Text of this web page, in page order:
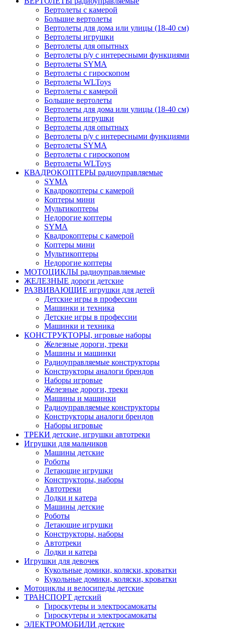
Вертолеты с камерой
Большие вертолеты
Вертолеты для дома или улицы (18-40 см)
Вертолеты игрушки
Вертолеты для опытных
Вертолеты р/у с интересными функциями
Вертолеты SYMA
Вертолеты с гироскопом
Вертолеты WLToys
Вертолеты с камерой
Большие вертолеты
Вертолеты для дома или улицы (18-40 см)
Вертолеты игрушки
Вертолеты для опытных
Вертолеты р/у с интересными функциями
Вертолеты SYMA
Вертолеты с гироскопом
Вертолеты WLToys
КВАДРОКОПТЕРЫ радиоуправляемые
SYMA
Квадрокоптеры с камерой
Коптеры мини
Мультикоптеры
Недорогие коптеры
SYMA
Квадрокоптеры с камерой
Коптеры мини
Мультикоптеры
Недорогие коптеры
МОТОЦИКЛЫ радиоуправляемые
ЖЕЛЕЗНЫЕ дороги детские
РАЗВИВАЮЩИЕ игрушки для детей
Детские игры в профессии
Машинки и техника
Детские игры в профессии
Машинки и техника
КОНСТРУКТОРЫ, игровые наборы
Железные дороги, треки
Машины и машинки
Радиоуправляемые конструкторы
Конструкторы аналоги брендов
Наборы игровые
Железные дороги, треки
Машины и машинки
Радиоуправляемые конструкторы
Конструкторы аналоги брендов
Наборы игровые
ТРЕКИ детские, игрушки автотреки
Игрушки для мальчиков
Машины детские
Роботы
Летающие игрушки
Конструкторы, наборы
Автотреки
Лодки и катера
Машины детские
Роботы
Летающие игрушки
Конструкторы, наборы
Автотреки
Лодки и катера
Игрушки для девочек
Кукольные домики, коляски, кроватки
Кукольные домики, коляски, кроватки
Мотоциклы и велосипеды детские
ТРАНСПОРТ детский
Гироскутеры и электросамокаты
Гироскутеры и электросамокаты
ЭЛЕКТРОМОБИЛИ детские